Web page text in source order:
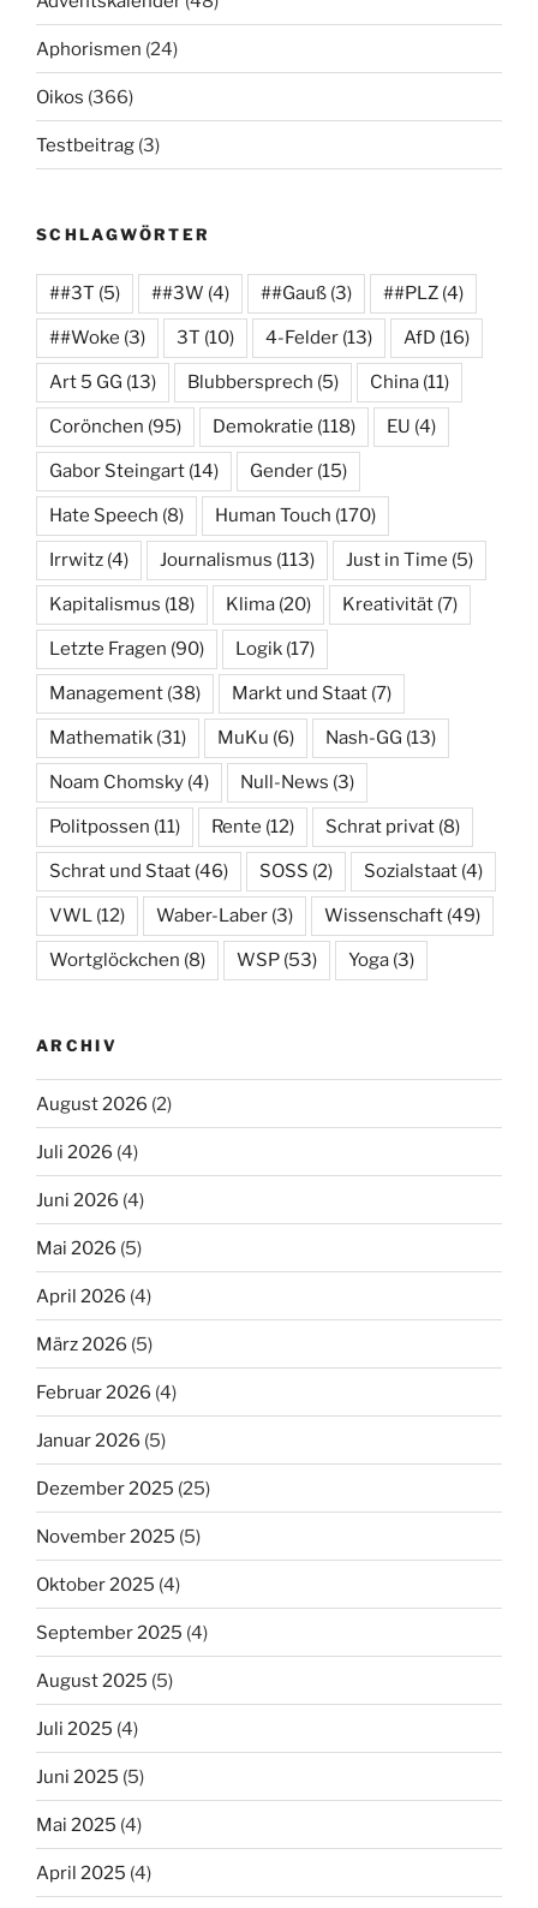
Aphorismen (24)
Oikos (366)
Testbeitrag (3)
SCHLAGWÖRTER
##3T (5) ##3W (4) ##Gauß (3) ##PLZ (4)
##Woke (3) 3T (10) 4-Felder (13) AfD (16)
Art 5 GG (13) Blubbersprech (5) China (11)
Corönchen (95) Demokratie (118) EU (4)
Gabor Steingart (14) Gender (15)
Hate Speech (8) Human Touch (170)
Irrwitz (4) Journalismus (113) Just in Time (5)
Kapitalismus (18) Klima (20) Kreativität (7)
Letzte Fragen (90) Logik (17)
Management (38) Markt und Staat (7)
Mathematik (31) MuKu (6) Nash-GG (13)
Noam Chomsky (4) Null-News (3)
Politpossen (11) Rente (12) Schrat privat (8)
Schrat und Staat (46) SOSS (2) Sozialstaat (4)
VWL (12) Waber-Laber (3) Wissenschaft (49)
Wortglöckchen (8) WSP (53) Yoga (3)
ARCHIV
August 2026 (2)
Juli 2026 (4)
Juni 2026 (4)
Mai 2026 (5)
April 2026 (4)
März 2026 (5)
Februar 2026 (4)
Januar 2026 (5)
Dezember 2025 (25)
November 2025 (5)
Oktober 2025 (4)
September 2025 (4)
August 2025 (5)
Juli 2025 (4)
Juni 2025 (5)
Mai 2025 (4)
April 2025 (4)